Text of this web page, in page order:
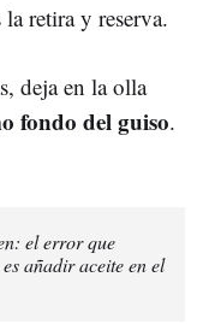
retira y reserva.
deja en la olla
fondo del guiso.
el error que
añadir aceite en el